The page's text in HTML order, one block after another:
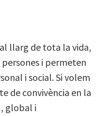
al llarg de tota la vida,
i permeten
i social. Si volem
de convivència en la
global i